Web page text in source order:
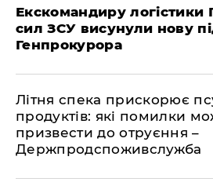
Екскомандиру логістики
сил ЗСУ висунули нову
Генпрокурора
Літня спека прискорює
продуктів: які помилки
призвести до отруєння –
Держпродспоживслужба